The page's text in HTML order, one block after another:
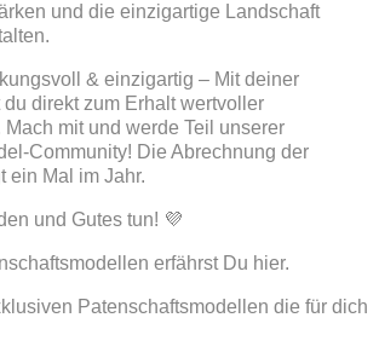
und die einzigartige Landschaft
& einzigartig – Mit deiner
du direkt zum Erhalt wertvoller
Mach mit und werde Teil unserer
Community! Die Abrechnung der
ein Mal im Jahr.
und Gutes tun! 💜
erfährst Du hier.
Patenschaftsmodellen die für dich